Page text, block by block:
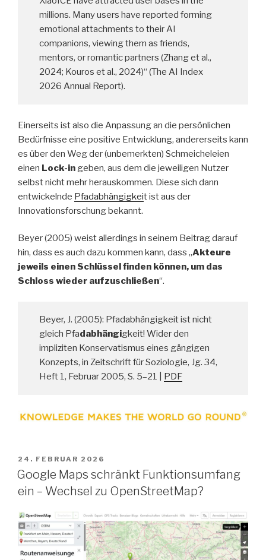
millions. Many users have reported forming
emotional attachments to their AI
companions, viewing them as friends,
mentors, or romantic partners (Zhang et al.,
2024; Kouros et al., 2024)“ (The AI Index
2026 Annual Report).
Einerseits ist also die Anpassung an die persönlichen
Bedürfnisse eine positive Entwicklung, andererseits kann
es über den Weg der (unbemerkten) Schmeicheleien
einen Lock-in geben, aus dem die jeweiligen Nutzer
selbst nicht mehr herauskommen. Diese sich dann
entwickelnde Pfadabhängigkeit ist aus der
Innovationsforschung bekannt.
Beyer (2005) weist allerdings in seinem Beitrag darauf
hin, dass es auch dazu kommen kann, dass „Akteure
jeweils einen Schlüssel finden können, um das
Schloss wieder aufzuschließen“.
Beyer, J. (2005): Pfadabhängigkeit ist nicht
gleich Pfadabhängigkeit! Wider den
impliziten Konservatismus eines gängigen
Konzepts, in Zeitschrift für Soziologie, Jg. 34,
Heft 1, Februar 2005, S. 5–21 |
PDF
VERÖFFENTLICHT
AM
24. FEBRUAR 2026
Google Maps schränkt Funktionsumfang
ein – Wechsel zu OpenStreetMap?